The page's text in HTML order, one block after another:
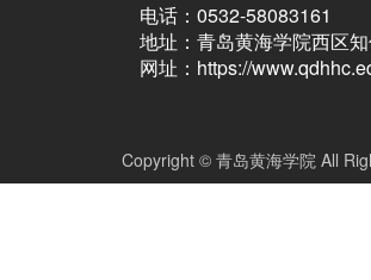
电话：0532-58083161
地址：青岛黄海学院西区
网址：https://
Copyright © 青岛黄海学院 All